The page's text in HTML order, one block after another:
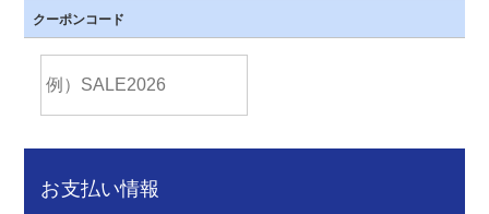
クーポンコード
お支払い情報